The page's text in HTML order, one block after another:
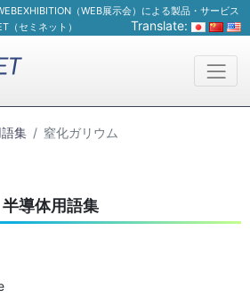
（WEB展示会）による製品・サービス
（セミネット）
Translate:
集 窒化ガリウム
半導体用語集